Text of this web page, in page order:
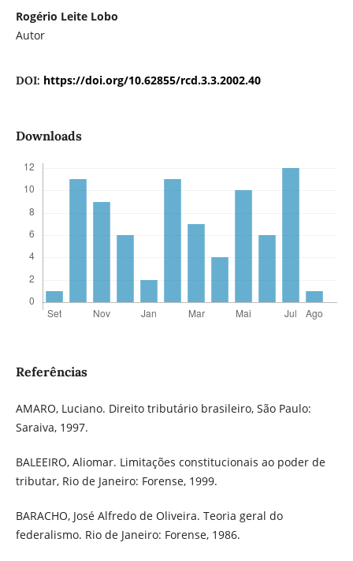
Rogério Leite Lobo
Autor
DOI: https://doi.org/10.62855/rcd.3.3.2002.40
Downloads
Referências
AMARO, Luciano. Direito tributário brasileiro, São Paulo:
Saraiva, 1997.
BALEEIRO, Aliomar. Limitações constitucionais ao poder de
tributar, Rio de Janeiro: Forense, 1999.
BARACHO, José Alfredo de Oliveira. Teoria geral do
federalismo. Rio de Janeiro: Forense, 1986.